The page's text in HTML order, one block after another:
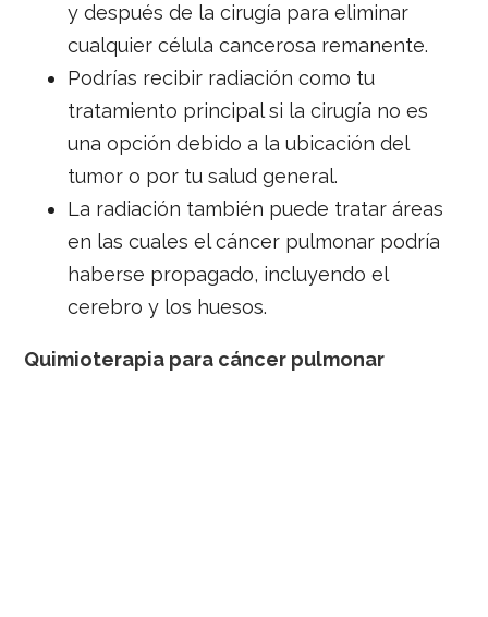
y después de la cirugía para eliminar
cualquier célula cancerosa remanente.
Podrías recibir radiación como tu
tratamiento principal si la cirugía no es
una opción debido a la ubicación del
tumor o por tu salud general.
La radiación también puede tratar áreas
en las cuales el cáncer pulmonar podría
haberse propagado, incluyendo el
cerebro y los huesos.
Quimioterapia para cáncer pulmonar